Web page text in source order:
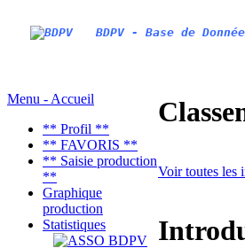
BDPV - Base de
Menu - Accueil
** Profil **
** FAVORIS **
** Saisie production
**
Graphique
production
Statistiques
Voir toutes les